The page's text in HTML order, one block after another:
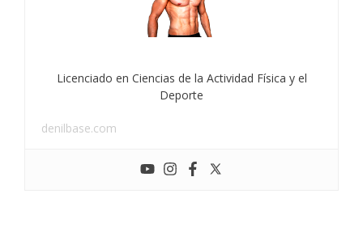
Licenciado en Ciencias de la Actividad Física y el
Deporte
denilbase.com